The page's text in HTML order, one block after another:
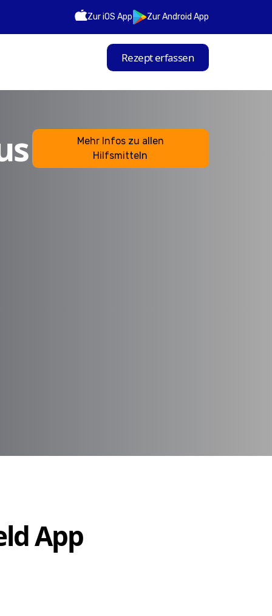
Zur iOS App Zur Android App
Rezept erfassen
Mehr Infos zu allen
Hilfsmitteln
App